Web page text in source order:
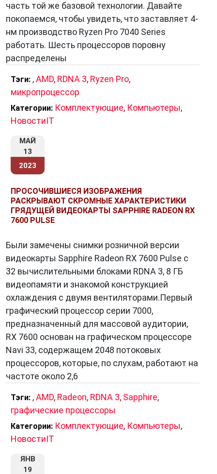
часть той же базовой технологии. Давайте
покопаемся, чтобы увидеть, что заставляет 4-
нм производство Ryzen Pro 7040 Series
работать. Шесть процессоров поровну
распределены
Тэги: ,AMD, RDNA 3, Ryzen Pro,
микропроцессор
Категории: Комплектующие, Компьютеры,
НовостиIT
МАЙ
13
2023
ПРОСОЧИВШИЕСЯ ИЗОБРАЖЕНИЯ
РАСКРЫВАЮТ СКРОМНЫЕ ХАРАКТЕРИСТИКИ
ГРЯДУЩЕЙ ВИДЕОКАРТЫ SAPPHIRE RADEON RX
7600 PULSE
Были замечены снимки розничной версии
видеокарты Sapphire Radeon RX 7600 Pulse с
32 вычислительными блоками RDNA 3, 8 ГБ
видеопамяти и знакомой конструкцией
охлаждения с двумя вентиляторами.Первый
графический процессор серии 7000,
предназначенный для массовой аудитории,
RX 7600 основан на графическом процессоре
Navi 33, содержащем 2048 потоковых
процессоров, которые, по слухам, работают на
частоте около 2,6
Тэги: ,AMD, Radeon, RDNA 3, Sapphire,
графические процессоры
Категории: Комплектующие, Компьютеры,
НовостиIT
ЯНВ
19